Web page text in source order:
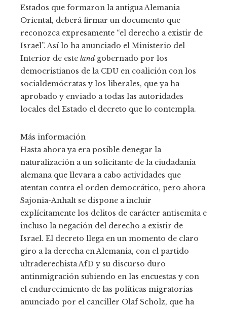
Estados que formaron la antigua Alemania
Oriental, deberá firmar un documento que
reconozca expresamente “el derecho a existir de
Israel”. Así lo ha anunciado el Ministerio del
Interior de este landgobernado por los
democristianos de la CDU en coalición con los
socialdemócratas y los liberales, que ya ha
aprobado y enviado a todas las autoridades
locales del Estado el decreto que lo contempla.
Más información
Hasta ahora ya era posible denegar la
naturalización a un solicitante de la ciudadanía
alemana que llevara a cabo actividades que
atentan contra el orden democrático, pero ahora
Sajonia-Anhalt se dispone a incluir
explícitamente los delitos de carácter antisemita e
incluso la negación del derecho a existir de
Israel. El decreto llega en un momento de claro
giro a la derecha en Alemania, con el partido
ultraderechista AfD y su discurso duro
antinmigración subiendo en las encuestas y con
el endurecimiento de las políticas migratorias
anunciado por el canciller Olaf Scholz, que ha